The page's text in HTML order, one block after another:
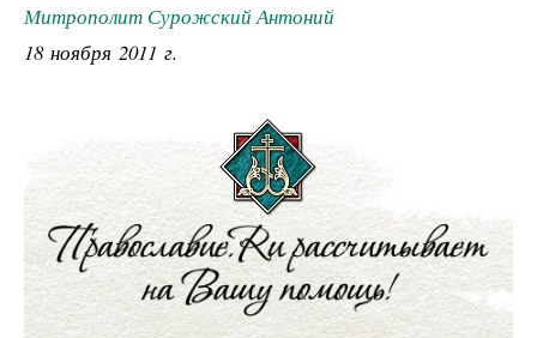
Митрополит Сурожский Антоний
18 ноября 2011 г.